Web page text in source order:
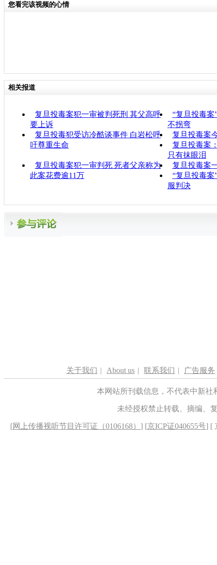
您看完该视频的心情
相关报道
复旦投毒案犯一审被判死刑 其父高呼
要上诉
“复旦投毒
不拐弯
复旦投毒犯受访冷酷谈事件 白岩松呼
吁尊重生命
复旦投毒案
复旦投毒案
只有抹眼泪
复旦投毒案犯一审判死 死者父亲称为
此案花费逾11万
复旦投毒案
“复旦投毒案
服判决
关于我们 | About us | 联系我们 | 广告服务
本网站所刊载信息，不代表中新
未经授权禁止转载、摘编、
[网上传播视听节目许可证（0106168） ] [京ICP证040655号] [